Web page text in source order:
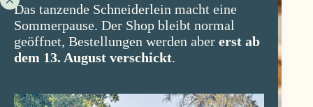
Das tanzende Schneiderlein macht eine
Sommerpause. Der Shop bleibt normal
geöffnet, Bestellungen werden aber erst ab
dem 13. August verschickt.